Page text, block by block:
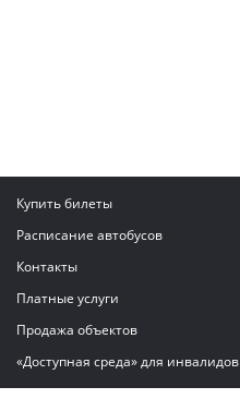
Купить билеты
Расписание автобусов
Контакты
Платные услуги
Продажа объектов
«Доступная среда» для инвалидов